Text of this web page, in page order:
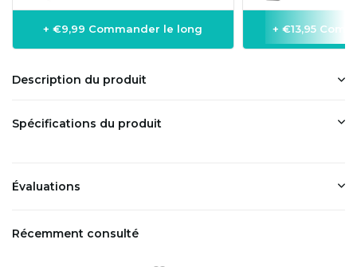
+ €9,99 Commander le long + €13,95
Description du produit
Spécifications du produit
Évaluations
Récemment consulté